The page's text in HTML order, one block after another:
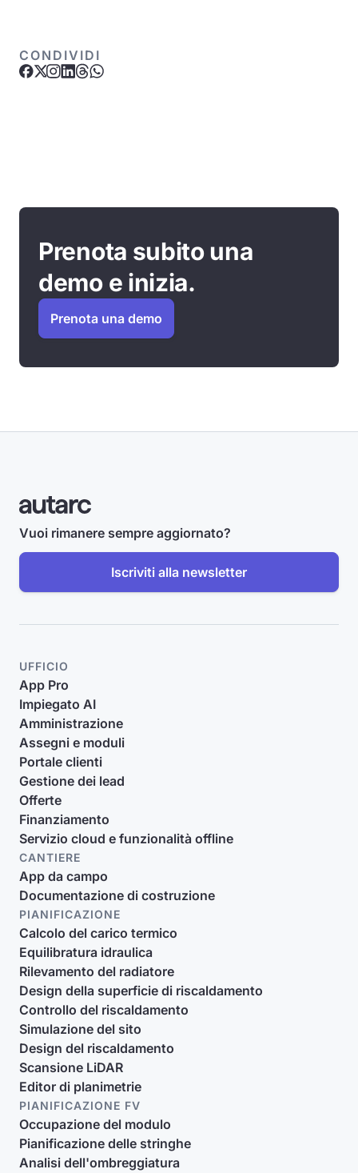
CONDIVIDI
Prenota subito una
demo e inizia.
Prenota una demo
Vuoi rimanere sempre aggiornato?
Iscriviti alla newsletter
UFFICIO
App Pro
Impiegato AI
Amministrazione
Assegni e moduli
Portale clienti
Gestione dei lead
Offerte
Finanziamento
Servizio cloud e funzionalità offline
CANTIERE
App da campo
Documentazione di costruzione
PIANIFICAZIONE
Calcolo del carico termico
Equilibratura idraulica
Rilevamento del radiatore
Design della superficie di riscaldamento
Controllo del riscaldamento
Simulazione del sito
Design del riscaldamento
Scansione LiDAR
Editor di planimetrie
PIANIFICAZIONE FV
Occupazione del modulo
Pianificazione delle stringhe
Analisi dell'ombreggiatura